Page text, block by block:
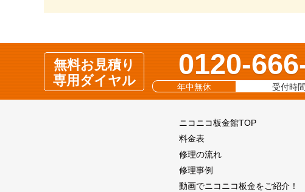
無料お見積り
専用ダイヤル
0120-
年中無休 受付時
ニコニコ板金館TOP
料金表
修理の流れ
修理事例
動画でニコニコ板金をご紹介！